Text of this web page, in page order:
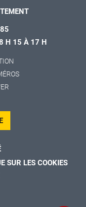
H 15 À 17 H
SUR LES COOKIES